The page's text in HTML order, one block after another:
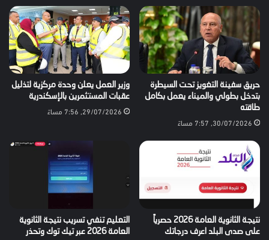
حريق سفينة التغويز تحت السيطرة
بتدخل بطولي والميناء يعمل بكامل
طاقته
30/07/2026, 7:57 مساءً
وزير العمل يعلن وحدة مركزية لتذليل
عقبات المستثمرين بالإسكندرية
29/07/2026, 7:56 مساءً
نتيجة الثانوية العامة 2026 حصرياً
على صدى البلد اعرف درجاتك
التعليم تنفي تسريب نتيجة الثانوية
العامة 2026 عبر تيك توك وتحذر